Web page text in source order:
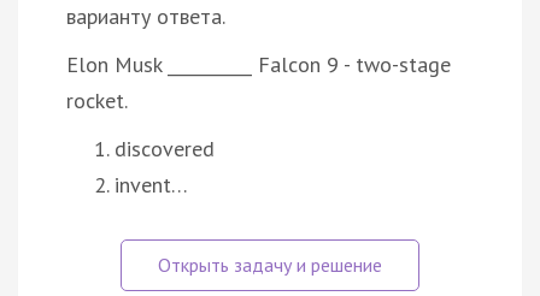
варианту ответа.
Elon Musk __________ Falcon 9 - two-stage
rocket.
discovered
invent…